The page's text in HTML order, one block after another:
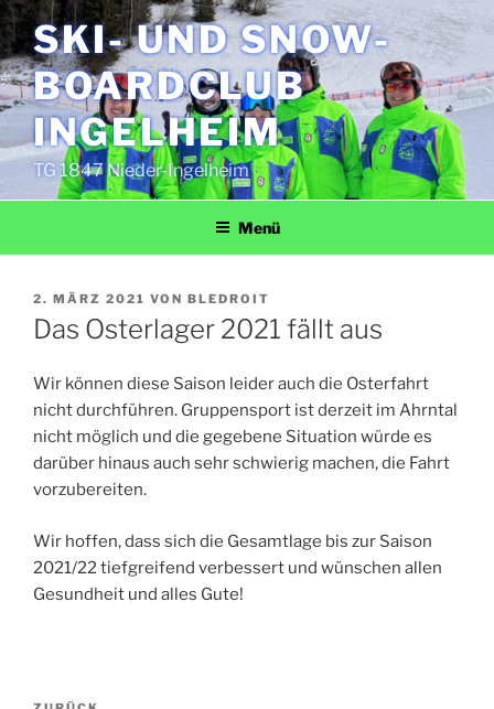
Zum
Inhalt
springen
SKI- UND SNOW­
BOARD­CLUB
INGELHEIM
TG 1847 Nieder-Ingelheim
Menü
VERÖFFENTLICHT
AM
2. MÄRZ 2021 VON BLEDROIT
Das Osterlager 2021 fällt aus
Wir können diese Saison leider auch die Osterfahrt
nicht durchführen. Gruppensport ist derzeit im Ahrntal
nicht möglich und die gegebene Situation würde es
darüber hinaus auch sehr schwierig machen, die Fahrt
vorzubereiten.
Wir hoffen, dass sich die Gesamtlage bis zur Saison
2021/22 tiefgreifend verbessert und wünschen allen
Gesundheit und alles Gute!
Beitragsnavigation